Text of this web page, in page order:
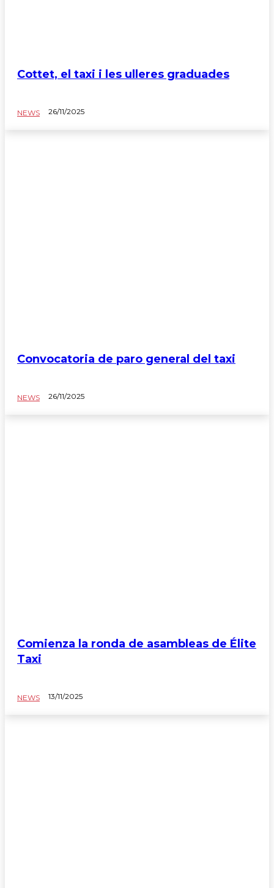
Cottet, el taxi i les ulleres graduades
NEWS 26/11/2025
Convocatoria de paro general del taxi
NEWS 26/11/2025
Comienza la ronda de asambleas de Élite
Taxi
NEWS 13/11/2025